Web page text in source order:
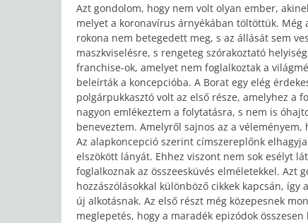
Azt gondolom, hogy nem volt olyan ember,
melyet a koronavírus árnyékában töltöttük. Még
rokona nem betegedett meg, s az állását sem
maszkviselésre, s rengeteg szórakoztató
franchise-ok, amelyet nem foglalkoztak a
beleírták a koncepcióba. A Borat egy elég
polgárpukkasztó volt az első része, amelyhez a
nagyon emlékeztem a folytatásra, s nem is
beneveztem. Amelyről sajnos az a
Az alapkoncepció szerint címszereplőnk
elszökött lányát. Ehhez viszont nem sok esélyt
foglalkoznak az összeesküvés elméletekkel.
hozzászólásokkal különböző cikkek kapcsán,
új alkotásnak. Az első részt még közepesnek
meglepetés, hogy a maradék epizódok